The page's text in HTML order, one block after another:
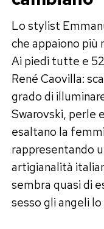
Lo stylist
che appaiono più
Ai piedi tutte e
René Caovilla:
grado di
Swarovski, perle
esaltano la
rappresentando
artigianalità
sembra quasi di
sesso gli angeli